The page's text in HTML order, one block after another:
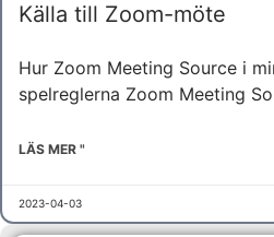
Källa till Zoom-möte
Hur Zoom Meeting Source i
spelreglerna Zoom Meeting
LÄS MER "
2023-04-03